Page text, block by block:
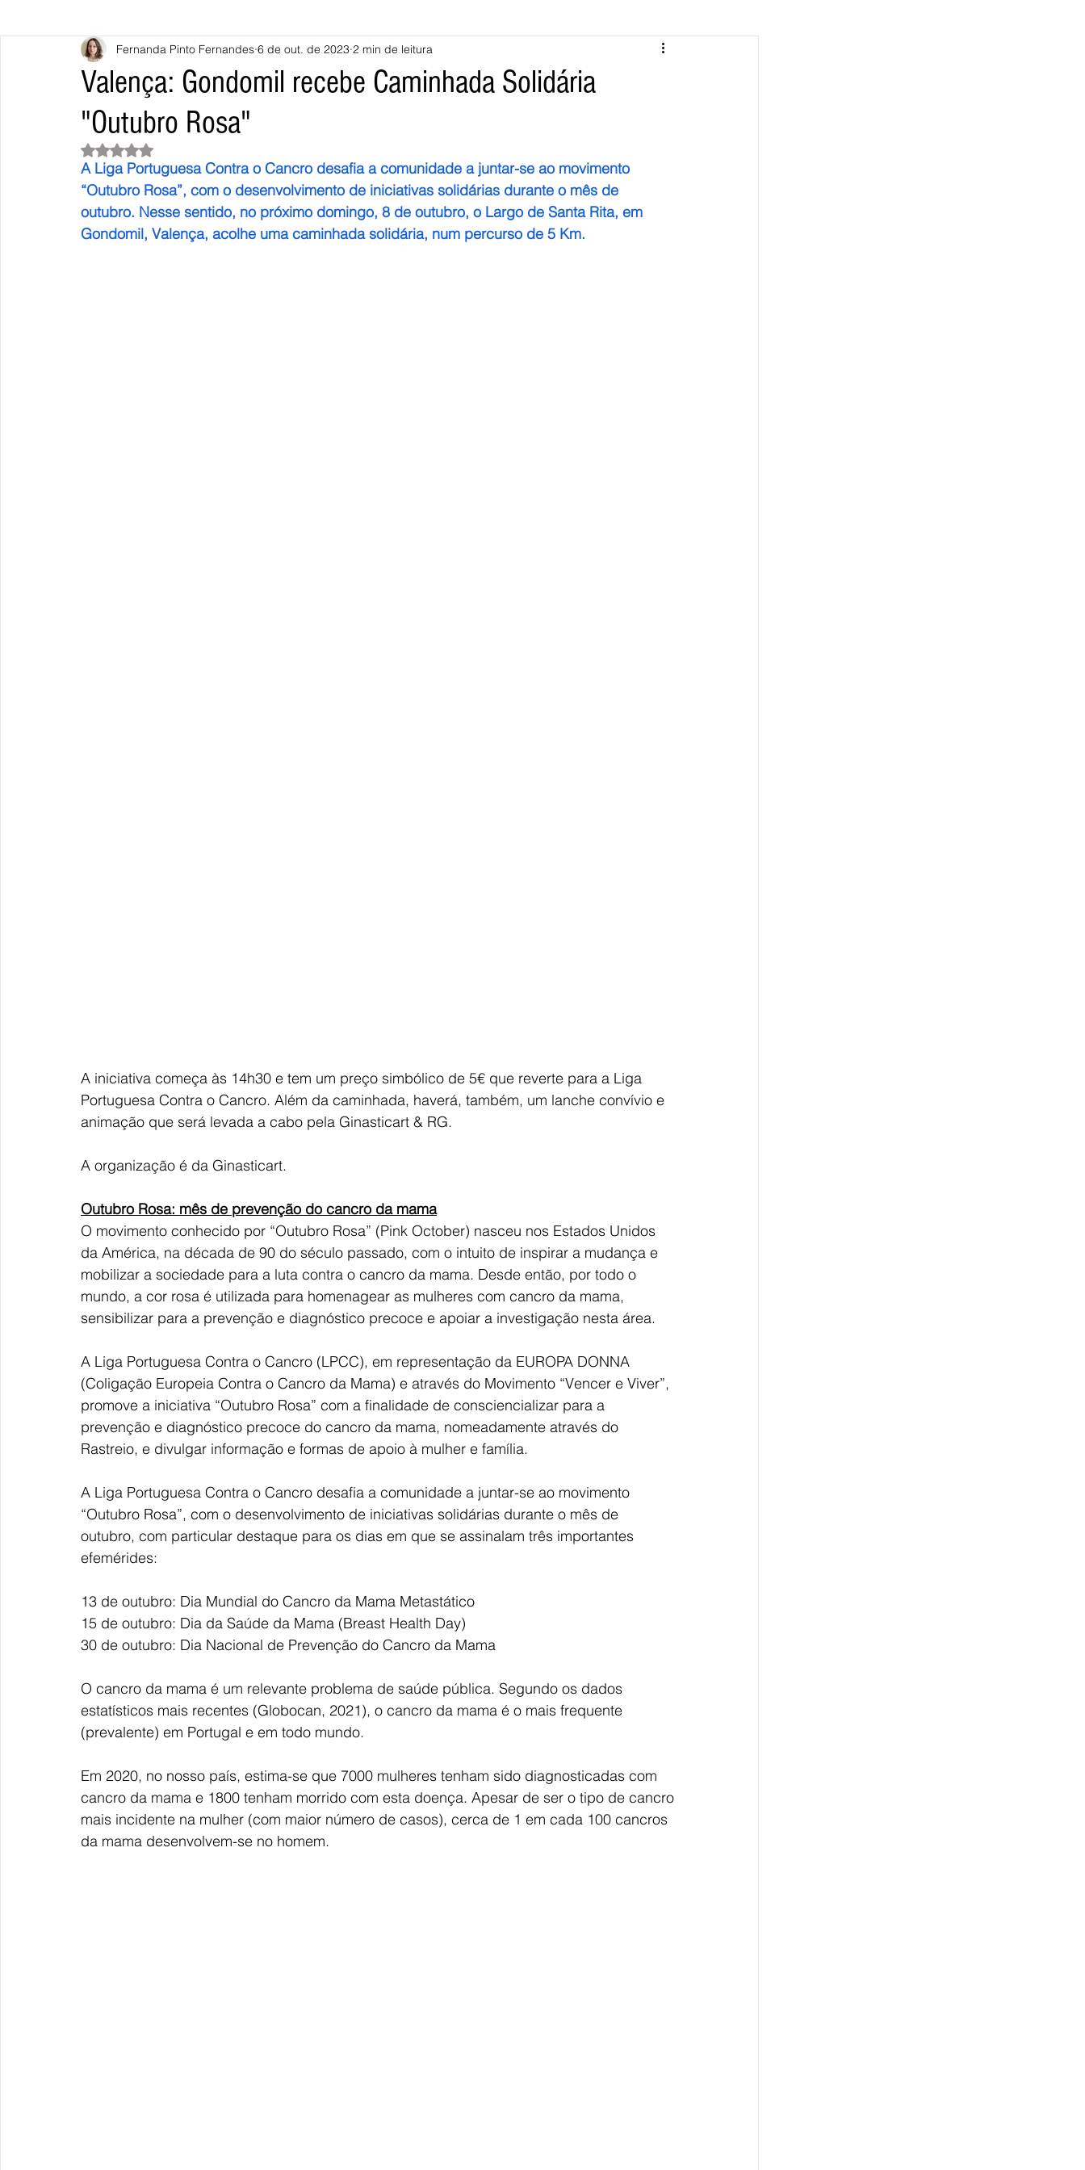
Vila Nova de Cerveira Monção Valença Melgaço
Terras de Bouro Póvoa de Lanhoso
União Europeia Desporto
Valença: Gondomil recebe Caminhada Solidária
"Outubro Rosa"
Fernanda Pinto Fernandes 6 de out. de 2023 2 min de leitura
Avaliado com NaN de 5 estrelas.
A Liga Portuguesa Contra o Cancro desafia a comunidade a juntar-se ao movimento
“Outubro Rosa”, com o desenvolvimento de iniciativas solidárias durante o mês de
outubro. Nesse sentido, no próximo domingo, 8 de outubro, o Largo de Santa Rita, em
Gondomil, Valença, acolhe uma caminhada solidária, num percurso de 5 Km.
A iniciativa começa às 14h30 e tem um preço simbólico de 5€ que reverte para a Liga
Portuguesa Contra o Cancro. Além da caminhada, haverá, também, um lanche convívio e
animação que será levada a cabo pela Ginasticart & RG.
A organização é da Ginasticart.
Outubro Rosa: mês de prevenção do cancro da mama
O movimento conhecido por “Outubro Rosa” (Pink October) nasceu nos Estados Unidos
da América, na década de 90 do século passado, com o intuito de inspirar a mudança e
mobilizar a sociedade para a luta contra o cancro da mama. Desde então, por todo o
mundo, a cor rosa é utilizada para homenagear as mulheres com cancro da mama,
sensibilizar para a prevenção e diagnóstico precoce e apoiar a investigação nesta área.
A Liga Portuguesa Contra o Cancro (LPCC), em representação da EUROPA DONNA
(Coligação Europeia Contra o Cancro da Mama) e através do Movimento “Vencer e Viver”,
promove a iniciativa “Outubro Rosa” com a finalidade de consciencializar para a
prevenção e diagnóstico precoce do cancro da mama, nomeadamente através do
Rastreio, e divulgar informação e formas de apoio à mulher e família.
A Liga Portuguesa Contra o Cancro desafia a comunidade a juntar-se ao movimento
“Outubro Rosa”, com o desenvolvimento de iniciativas solidárias durante o mês de
outubro, com particular destaque para os dias em que se assinalam três importantes
efemérides:
13 de outubro: Dia Mundial do Cancro da Mama Metastático
15 de outubro: Dia da Saúde da Mama (Breast Health Day)
30 de outubro: Dia Nacional de Prevenção do Cancro da Mama
O cancro da mama é um relevante problema de saúde pública. Segundo os dados
estatísticos mais recentes (Globocan, 2021), o cancro da mama é o mais frequente
(prevalente) em Portugal e em todo mundo.
Em 2020, no nosso país, estima-se que 7000 mulheres tenham sido diagnosticadas com
cancro da mama e 1800 tenham morrido com esta doença. Apesar de ser o tipo de cancro
mais incidente na mulher (com maior número de casos), cerca de 1 em cada 100 cancros
da mama desenvolvem-se no homem.